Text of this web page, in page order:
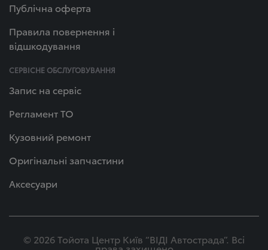
Публічна оферта
Правила повернення і
відшкодування
СЕРВІСНЕ ОБСЛУГОВУВАННЯ
Запис на сервіс
Регламент ТО
Кузовний ремонт
Оригінальні запчастини
Аксесуари
© 2026 Тойота Центр Київ “ВІДІ Автострада”. Всі